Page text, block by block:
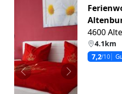
Zurück Weiter
4600
4.1km
7,2/10